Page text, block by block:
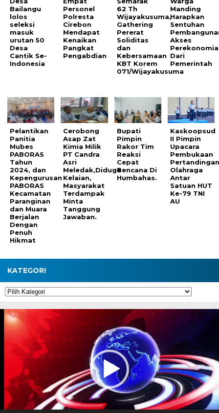
Bailangu
lolos
seleksi
masuk
urutan 50
Desa
Cantik Se-
Indonesia
Personel
Polresta
Cirebon
Mendapat
Kenaikan
Pangkat
Pengabdian
62 Th
Wijayakusuma,
Gathering
Pererat
Soliditas
dan
Kebersamaan
KBT Korem
071/Wijayakusuma
Manding
Harapkan
Sentuhan
Akses
Dari
Pemerintah
Pelantikan
Panitia
Mubes
PABORAS
Tahun
2024, dan
Kepengurusan
PABORAS
Kecamatan
Paranginan
dan Muara
Berjalan
Dengan
Penuh
Hikmat
Cerobong
Asap Zat
Kimia Milik
PT Candra
Asri
Meledak,Diduga
Kelaian,
Masyarakat
Terdampak
Minta
Tanggung
Jawaban.
Bupati
Pimpin
Rakor Tim
Reaksi
Cepat
Bencana Di
Humbahas.
Kaskoopsud
II Pimpin
Upacara
Pembukaan
Olahraga
Antar
Satuan HUT
Ke-79 TNI
AU
KATEGORI
Kategori
Pemutar
Video